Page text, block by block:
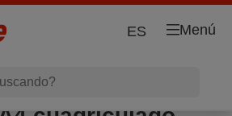
Menú
ES